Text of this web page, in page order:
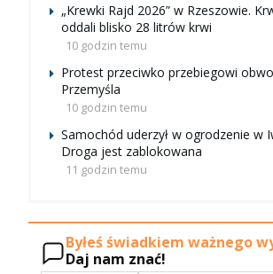
„Krewki Rajd 2026” w Rzeszowie.
oddali blisko 28 litrów krwi
10 godzin temu
Protest przeciwko przebiegowi
Przemyśla
10 godzin temu
Samochód uderzył w ogrodzenie w
Droga jest zablokowana
11 godzin temu
Byłeś świadkiem ważnego
Daj nam znać!